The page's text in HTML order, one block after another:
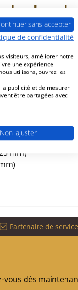
doublure en brique
x 25 mm),
x 25 mm),
mm)
Partenaire de
vous dès
sans accepter
de confidentialité
visiteurs, améliorer notre
une expérience
utilisons, ouvrez les
publicité et de mesurer
être partagées avec
Non, ajuster